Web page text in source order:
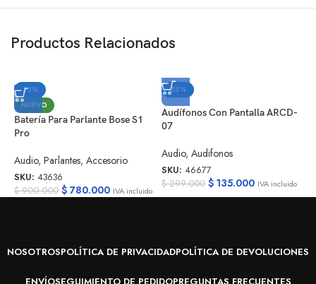
Productos Relacionados
-13%
NUEVO
Batería Para Parlante Bose S1
Pro
Audio, Parlantes, Accesorio
SKU: 43636
$900.000 $ 780.000 IVA incluido
-55%
Audífonos Con Pantalla ARCD-
07
Audio, Audifonos
SKU: 46677
$299.000 $135.000 IVA incluido
NOSOTROSPOLÍTICA DE PRIVACIDADPOLÍTICA DE DEVOLUCIONES